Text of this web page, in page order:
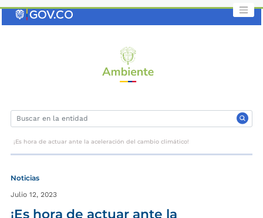
¡Es hora de actuar ante la aceleración del cambio climático!
Noticias
Julio 12, 2023
¡Es hora de actuar ante la